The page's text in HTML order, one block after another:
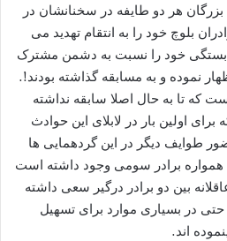
بزرگان هر دو طایفه در سخنانشان در
بلوچ خود را به انتقام تهدید می
خود را نسبت به دشمن مشترک
نموده و به مسابقه گذاشته بودند!.
که تا به حال اصلا سابقه نداشته
اولین بار در لابلای این حوادث
طوایف دیگر در این گردهمایی ها
همواره برادر سومی وجود داشته است
بین دو برادر درگیر سعی داشته
در بسیاری موارد برای تسهیل
اند.